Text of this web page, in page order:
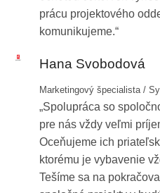
prácu projektového
komunikujeme.
ObrázokHana Svobodová
Marketingový špecialista /
Spolupráca so
pre nás vždy veľmi
Oceňujeme ich
ktorému je vybavenie
Tešíme sa na